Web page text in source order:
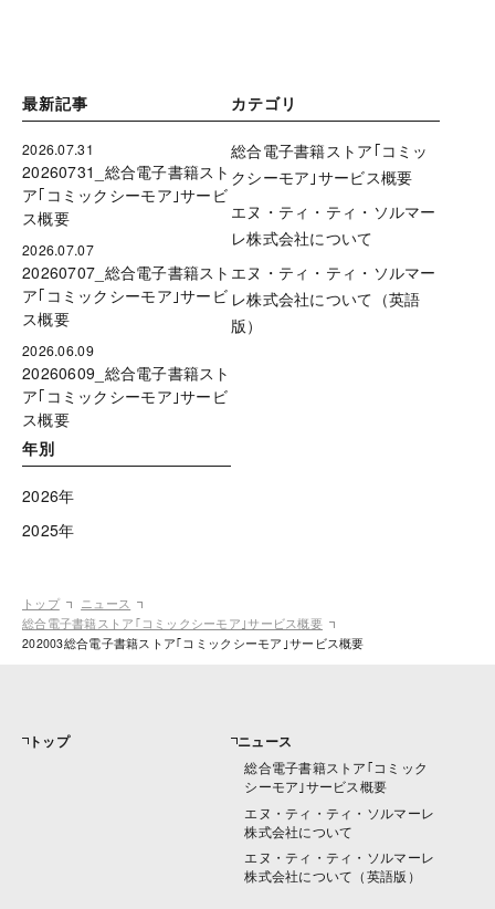
最新記事
2026.07.31
20260731_総合電子書籍スト
ア｢コミックシーモア｣サービ
ス概要
2026.07.07
20260707_総合電子書籍スト
ア｢コミックシーモア｣サービ
ス概要
2026.06.09
20260609_総合電子書籍スト
ア｢コミックシーモア｣サービ
ス概要
カテゴリ
総合電子書籍ストア｢コミッ
クシーモア｣サービス概要
エヌ・ティ・ティ・ソルマー
レ株式会社について
エヌ・ティ・ティ・ソルマー
レ株式会社について（英語
版）
年別
2026年
2025年
トップ
ニュース
総合電子書籍ストア｢コミックシーモア｣サービス概要
202003総合電子書籍ストア｢コミックシーモア｣サービス概要
トップ ニュース
総合電子書籍ストア｢コミック
シーモア｣サービス概要
エヌ・ティ・ティ・ソルマーレ
株式会社について
エヌ・ティ・ティ・ソルマーレ
株式会社について（英語版）